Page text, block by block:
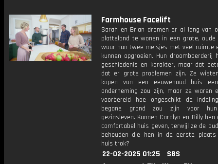
Farmhouse Facelift
Sarah en Brian dromen er al lang van
platteland te wonen in een grote, oude
waar hun twee meisjes met veel ruimte
kunnen opgroeien. Hun droomboerderij
geschiedenis en karakter, maar dat
dat er grote problemen zijn. Ze
kopen van een eeuwenoud huis
onderneming zou zijn, maar ze waren
voorbereid hoe ongeschikt de
begane grond zou zijn voor
gezinsleven. Kunnen Carolyn en Billy hen
comfortabel huis geven, terwijl ze de
behouden die hen in de eerste
huis trok?
22-02-2025 01:25
SBS